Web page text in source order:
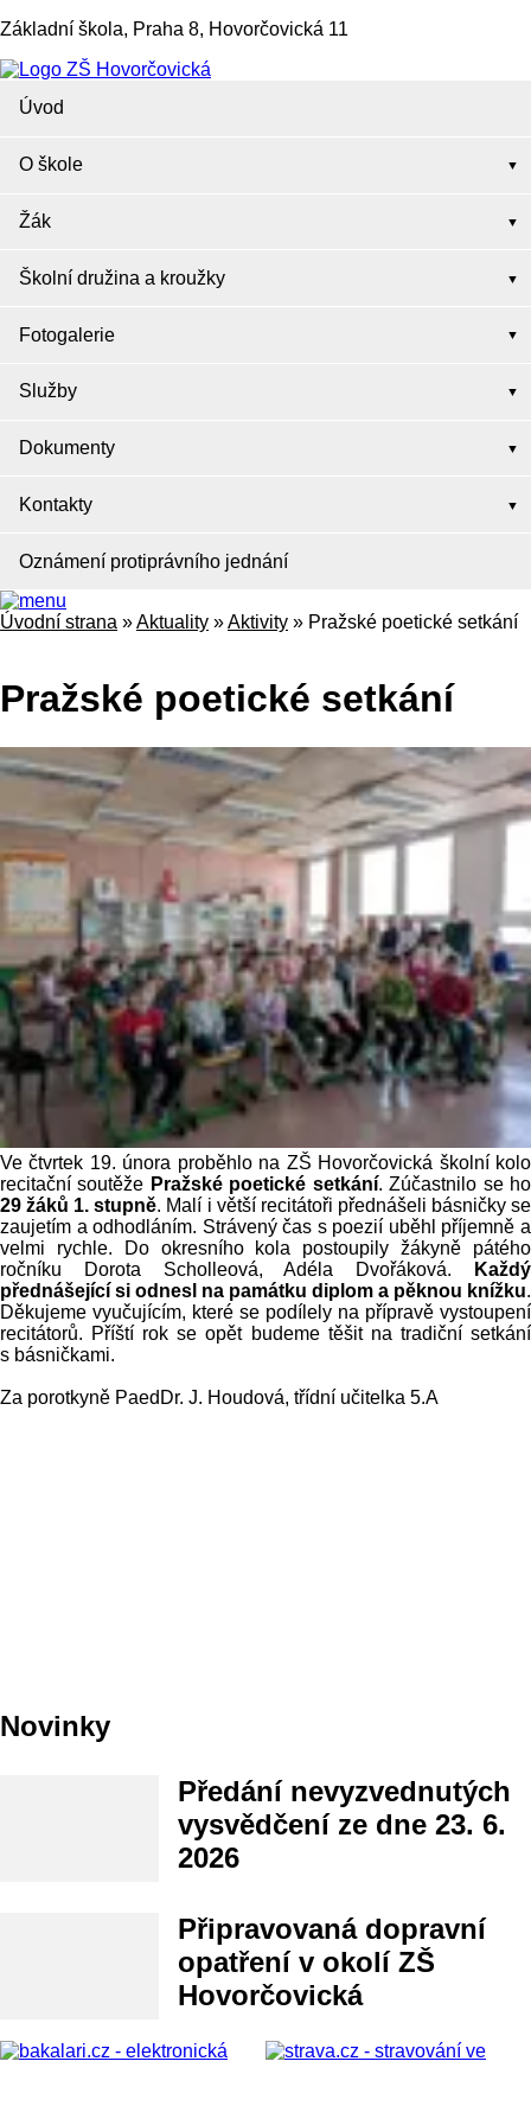
Základní škola, Praha 8, Hovorčovická 11
Úvod
O škole
Žák
Školní družina a kroužky
Fotogalerie
Služby
Dokumenty
Kontakty
Oznámení protiprávního jednání
Úvodní strana »Aktuality »Aktivity » Pražské poetické setkání
Pražské poetické setkání
Ve čtvrtek 19. února proběhlo na ZŠ Hovorčovická školní kolo
recitační soutěže Pražské poetické setkání. Zúčastnilo se ho
29 žáků 1. stupně. Malí i větší recitátoři přednášeli básničky se
zaujetím a odhodláním. Strávený čas s poezií uběhl příjemně a
velmi rychle. Do okresního kola postoupily žákyně pátého
ročníku Dorota Scholleová, Adéla Dvořáková.
Každý
přednášející si odnesl na památku diplom a pěknou knížku.
Děkujeme vyučujícím, které se podílely na přípravě vystoupení
recitátorů. Příští rok se opět budeme těšit na tradiční setkání
s básničkami.
Za porotkyně PaedDr. J. Houdová, třídní učitelka 5.A
Novinky
Předání nevyzvednutých
vysvědčení ze dne 23. 6.
2026
Připravovaná dopravní
opatření v okolí ZŠ
Hovorčovická